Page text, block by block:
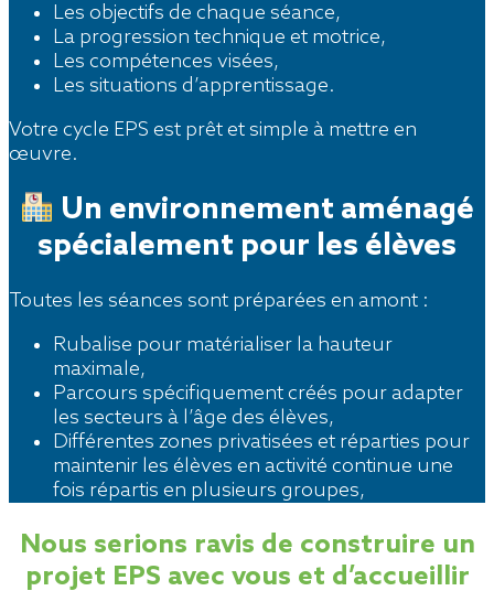
Les objectifs de chaque séance,
La progression technique et motrice,
Les compétences visées,
Les situations d’apprentissage.
Votre cycle EPS est prêt et simple à mettre en
œuvre.
Un environnement aménagé
spécialement pour les élèves
Toutes les séances sont préparées en amont :
Rubalise pour matérialiser la hauteur
maximale,
Parcours spécifiquement créés pour adapter
les secteurs à l’âge des élèves,
Différentes zones privatisées et réparties pour
maintenir les élèves en activité continue une
fois répartis en plusieurs groupes,
Nous serions ravis de construire un
projet EPS avec vous et d’accueillir